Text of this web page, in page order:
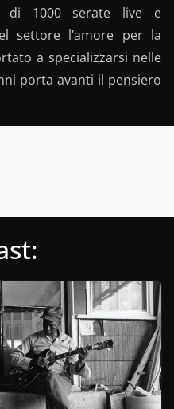
1000 serate live e
settore l’amore per la
a specializzarsi nelle
porta avanti il pensiero